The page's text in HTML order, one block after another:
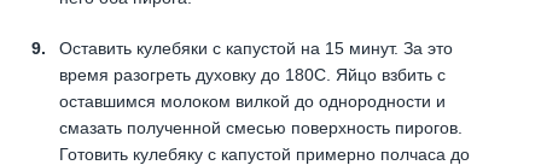
Оставить кулебяки с капустой на 15 минут. За это
время разогреть духовку до 180С. Яйцо взбить с
оставшимся молоком вилкой до однородности и
смазать полученной смесью поверхность пирогов.
Готовить кулебяку с капустой примерно полчаса до